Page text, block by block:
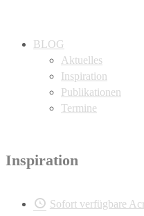
BLOG
Aktuelles
Inspiration
Publikationen
Termine
Inspiration
Sofort verfügbare